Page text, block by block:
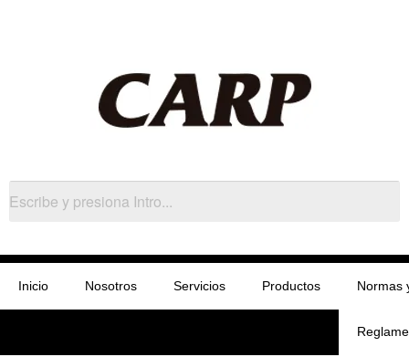
Inicio Nosotros Servicios Productos Normas